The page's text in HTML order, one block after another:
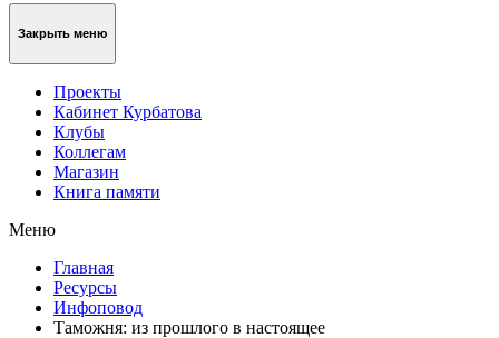
Закрыть меню
Проекты
Кабинет Курбатова
Клубы
Коллегам
Магазин
Книга памяти
Меню
Главная
Ресурсы
Инфоповод
Таможня: из прошлого в настоящее